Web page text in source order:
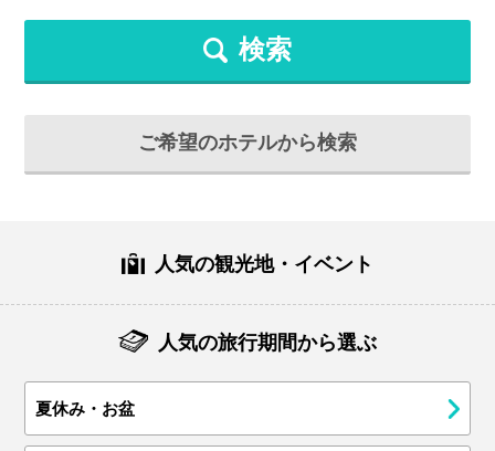
検索
ご希望のホテルから検索
人気の観光地・イベント
人気の旅行期間から選ぶ
夏休み・お盆